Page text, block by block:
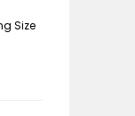
Size